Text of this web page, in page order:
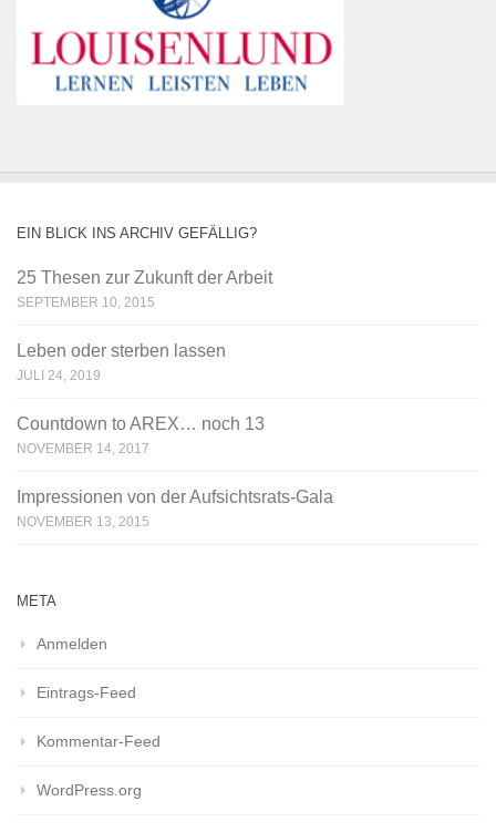
EIN BLICK INS ARCHIV GEFÄLLIG?
25 Thesen zur Zukunft der Arbeit
SEPTEMBER 10, 2015
Leben oder sterben lassen
JULI 24, 2019
Countdown to AREX… noch 13
NOVEMBER 14, 2017
Impressionen von der Aufsichtsrats-Gala
NOVEMBER 13, 2015
META
Anmelden
Eintrags-Feed
Kommentar-Feed
WordPress.org